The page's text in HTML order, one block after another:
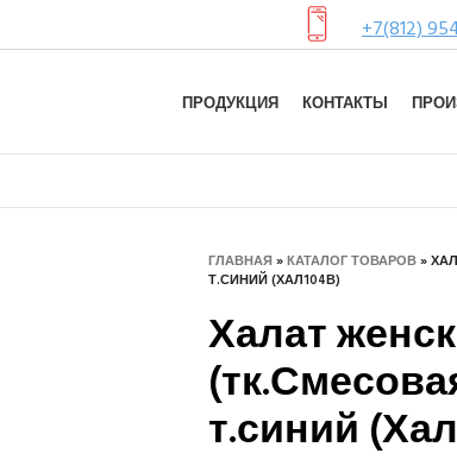
+7(812)
ПРОДУКЦИЯ КОНТАКТЫ
ГЛАВНАЯ»КАТАЛОГ ТОВАРОВ»
Т.СИНИЙ (ХАЛ104В)
Халат
т.синий